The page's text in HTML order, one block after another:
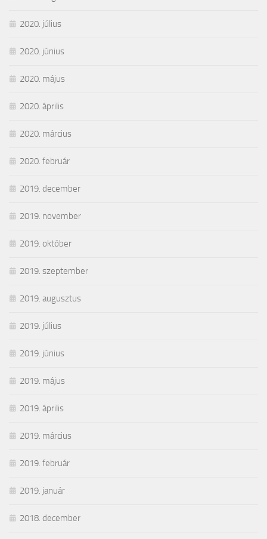
2020. július
2020. június
2020. május
2020. április
2020. március
2020. február
2019. december
2019. november
2019. október
2019. szeptember
2019. augusztus
2019. július
2019. június
2019. május
2019. április
2019. március
2019. február
2019. január
2018. december